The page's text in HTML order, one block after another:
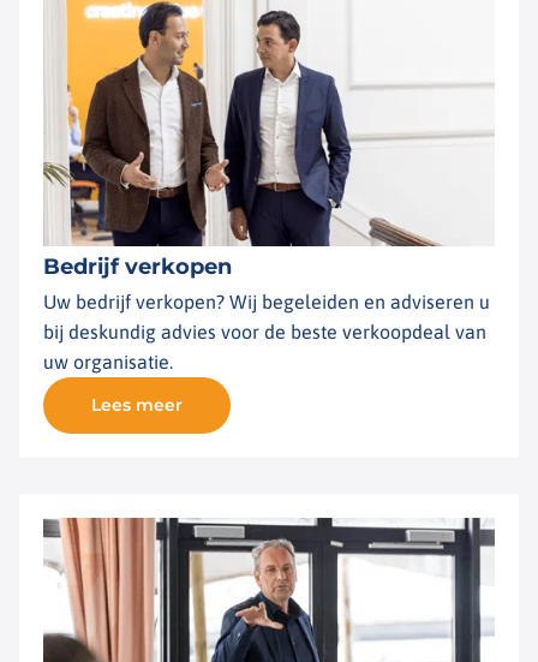
Bedrijf verkopen
Uw bedrijf verkopen? Wij begeleiden en adviseren u
bij deskundig advies voor de beste verkoopdeal van
uw organisatie.
Lees meer